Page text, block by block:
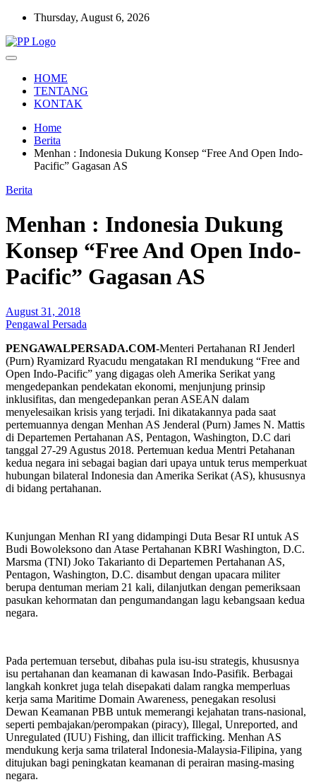
Skip
content
Thursday, August 6, 2026
Pengawal Persada
HOME
TENTANG
KONTAK
Home
Berita
Menhan : Indonesia Dukung Konsep “Free And Open Indo-
Pacific” Gagasan AS
Berita
Menhan : Indonesia Dukung
Konsep “Free And Open Indo-
Pacific” Gagasan AS
August 31, 2018
Pengawal Persada
PENGAWALPERSADA.COM-Menteri Pertahanan RI Jenderl
(Purn) Ryamizard Ryacudu mengatakan RI mendukung “Free and
Open Indo-Pacific” yang digagas oleh Amerika Serikat yang
mengedepankan pendekatan ekonomi, menjunjung prinsip
inklusifitas, dan mengedepankan peran ASEAN dalam
menyelesaikan krisis yang terjadi. Ini dikatakannya pada saat
pertemuannya dengan Menhan AS Jenderal (Purn) James N. Mattis
di Departemen Pertahanan AS, Pentagon, Washington, D.C dari
tanggal 27-29 Agustus 2018. Pertemuan kedua Mentri Petahanan
kedua negara ini sebagai bagian dari upaya untuk terus memperkuat
hubungan bilateral Indonesia dan Amerika Serikat (AS), khususnya
di bidang pertahanan.
Kunjungan Menhan RI yang didampingi Duta Besar RI untuk AS
Budi Bowoleksono dan Atase Pertahanan KBRI Washington, D.C.
Marsma (TNI) Joko Takarianto di Departemen Pertahanan AS,
Pentagon, Washington, D.C. disambut dengan upacara militer
berupa dentuman meriam 21 kali, dilanjutkan dengan pemeriksaan
pasukan kehormatan dan pengumandangan lagu kebangsaan kedua
negara.
Pada pertemuan tersebut, dibahas pula isu-isu strategis, khususnya
isu pertahanan dan keamanan di kawasan Indo-Pasifik. Berbagai
langkah konkret juga telah disepakati dalam rangka memperluas
kerja sama Maritime Domain Awareness, penegakan resolusi
Dewan Keamanan PBB untuk memerangi kejahatan trans-nasional,
seperti pembajakan/perompakan (piracy), Illegal, Unreported, and
Unregulated (IUU) Fishing, dan illicit trafficking. Menhan AS
mendukung kerja sama trilateral Indonesia-Malaysia-Filipina, yang
ditujukan bagi peningkatan keamanan di perairan masing-masing
negara.